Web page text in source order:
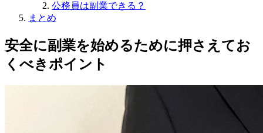
公務員は副業できる？
まとめ
安全に副業を始めるために押さえてお
くべきポイント